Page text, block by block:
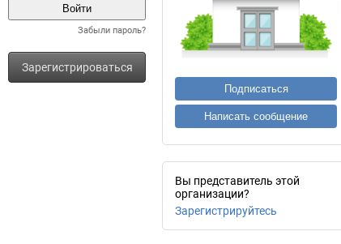
Забыли пароль?
Зарегистрироваться
Подписаться
Написать сообщение
Вы представитель этой
организации?
Зарегистрируйтесь